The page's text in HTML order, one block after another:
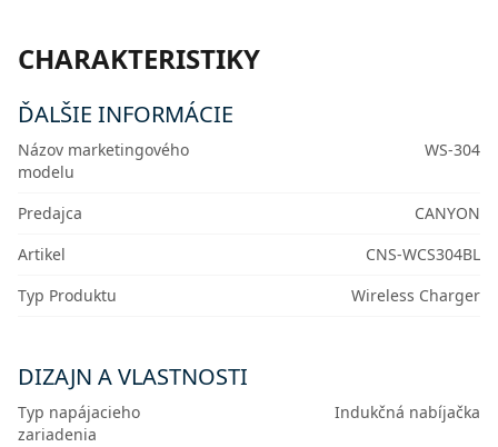
CHARAKTERISTIKY
ĎALŠIE INFORMÁCIE
Názov marketingového
modelu
WS-304
Predajca
CANYON
Artikel
CNS-WCS304BL
Typ Produktu
Wireless Charger
DIZAJN A VLASTNOSTI
Typ napájacieho
zariadenia
Indukčná nabíjačka